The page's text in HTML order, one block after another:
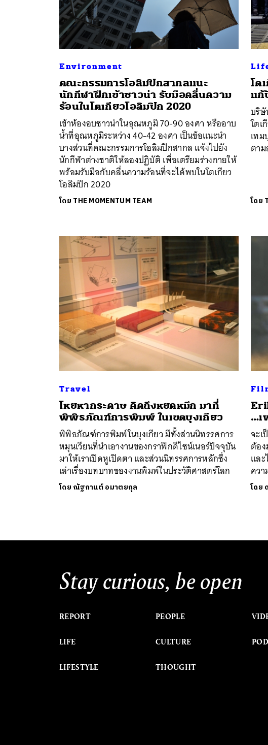
Environment
คณะกรรมการโอลิมปิกสากลแนะ
นักกีฬาฝึกเข้าซาวน่า รับมือคลื่นความ
ร้อนในโตเกียวโอลิมปิก 2020
เข้าห้องอบซาวน่าในอุณหภูมิ 70-90 องศา หรืออาบ
น้ำที่อุณหภูมิระหว่าง 40-42 องศา เป็นข้อแนะนำ
บางส่วนที่คณะกรรมการโอลิมปิกสากล แจ้งไปยัง
นักกีฬาต่างชาติให้ลองปฏิบัติ เพื่อเตรียมร่างกายให้
พร้อมรับมือกับคลื่นความร้อนที่จะได้พบในโตเกียว
โอลิมปิก 2020
โดย THE MOMENTUM TEAM
โต
แก้
บริษั
โต
เท
ตา
โดย
Travel
โหยหากระดาษ คิดถึงหยดหมึก มาที่
พิพิธภัณฑ์การพิมพ์ ในเขตบุงเกียว
พิพิธภัณฑ์การพิมพ์ในบุงเกียว มีทั้งส่วนนิทรรศการ
หมุนเวียนที่นำเอางานของกราฟิกดีไซน์เนอร์ปัจจุบัน
มาให้เราเปิดหูเปิดตา และส่วนนิทรรศการหลักซึ่ง
เล่าเรื่องบทบาทของงานพิมพ์ในประวัติศาสตร์โลก
โดย ณัฐกานต์ อมาตยกุล
…เ
จะเ
ต้อ
แล
คว
โดย
Stay curious, be open
REPORT
LIFE
LIFESTYLE
PEOPLE
CULTURE
THOUGHT